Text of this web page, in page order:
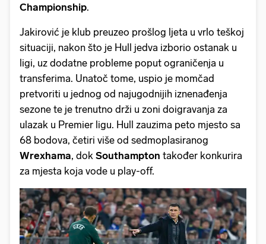
Championship.
Jakirović je klub preuzeo prošlog ljeta u vrlo teškoj
situaciji, nakon što je Hull jedva izborio ostanak u
ligi, uz dodatne probleme poput ograničenja u
transferima. Unatoč tome, uspio je momčad
pretvoriti u jednog od najugodnijih iznenađenja
sezone te je trenutno drži u zoni doigravanja za
ulazak u Premier ligu. Hull zauzima peto mjesto sa
68 bodova, četiri više od sedmoplasiranog
Wrexhama, dok Southampton također konkurira
za mjesta koja vode u play-off.